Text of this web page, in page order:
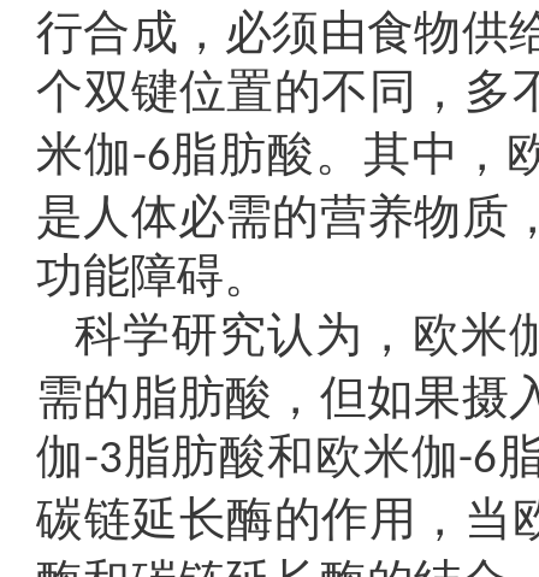
行合成，必须由食物供
个双键位置的不同，多
米伽-6脂肪酸。其中，
是人体必需的营养物质
功能障碍。
科学研究认为，欧米
需的脂肪酸，但如果摄
伽-3脂肪酸和欧米伽-6
碳链延长酶的作用，当